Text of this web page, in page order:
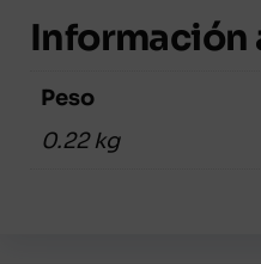
2135
Información
Peso
0.22 kg